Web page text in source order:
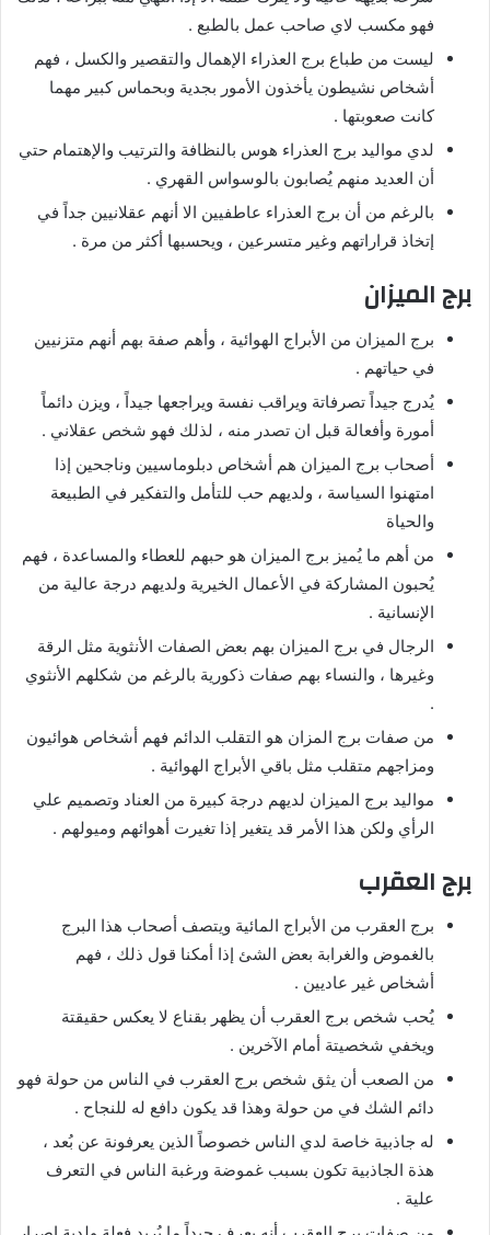
فهو مكسب لاي صاحب عمل بالطبع .
ليست من طباع برج العذراء الإهمال والتقصير والكسل ، فهم
أشخاص نشيطون يأخذون الأمور بجدية وبحماس كبير مهما
كانت صعوبتها .
لدي مواليد برج العذراء هوس بالنظافة والترتيب والإهتمام حتي
أن العديد منهم يُصابون بالوسواس القهري .
بالرغم من أن برج العذراء عاطفيين الا أنهم عقلانيين جداً في
إتخاذ قراراتهم وغير متسرعين ، ويحسبها أكثر من مرة .
برج الميزان
برج الميزان من الأبراج الهوائية ، وأهم صفة بهم أنهم متزنيين
في حياتهم .
يُدرج جيداً تصرفاتة ويراقب نفسة ويراجعها جيداً ، ويزن دائماً
أمورة وأفعالة قبل ان تصدر منه ، لذلك فهو شخص عقلاني .
أصحاب برج الميزان هم أشخاص دبلوماسيين وناجحين إذا
امتهنوا السياسة ، ولديهم حب للتأمل والتفكير في الطبيعة
والحياة
من أهم ما يُميز برج الميزان هو حبهم للعطاء والمساعدة ، فهم
يُحبون المشاركة في الأعمال الخيرية ولديهم درجة عالية من
الإنسانية .
الرجال في برج الميزان بهم بعض الصفات الأنثوية مثل الرقة
وغيرها ، والنساء بهم صفات ذكورية بالرغم من شكلهم الأنثوي
.
من صفات برج المزان هو التقلب الدائم فهم أشخاص هوائيون
ومزاجهم متقلب مثل باقي الأبراج الهوائية .
مواليد برج الميزان لديهم درجة كبيرة من العناد وتصميم علي
الرأي ولكن هذا الأمر قد يتغير إذا تغيرت أهوائهم وميولهم .
برج العقرب
برج العقرب من الأبراج المائية ويتصف أصحاب هذا البرج
بالغموض والغرابة بعض الشئ إذا أمكنا قول ذلك ، فهم
أشخاص غير عاديين .
يُحب شخص برج العقرب أن يظهر بقناع لا يعكس حقيقتة
ويخفي شخصيتة أمام الآخرين .
من الصعب أن يثق شخص برج العقرب في الناس من حولة فهو
دائم الشك في من حولة وهذا قد يكون دافع له للنجاح .
له جاذبية خاصة لدي الناس خصوصاً الذين يعرفونة عن بُعد ،
هذة الجاذبية تكون بسبب غموضة ورغبة الناس في التعرف
علية .